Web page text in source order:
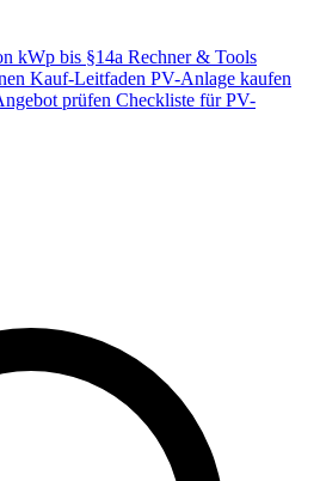
kWp bis §14a Rechner & Tools
Kauf-Leitfaden PV-Anlage kaufen
prüfen Checkliste für PV-